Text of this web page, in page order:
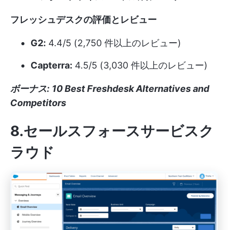
フレッシュデスクの評価とレビュー
G2: 4.4/5 (2,750 件以上のレビュー)
Capterra: 4.5/5 (3,030 件以上のレビュー)
ボーナス: 10 Best Freshdesk Alternatives and
Competitors
8.セールスフォースサービスク
ラウド